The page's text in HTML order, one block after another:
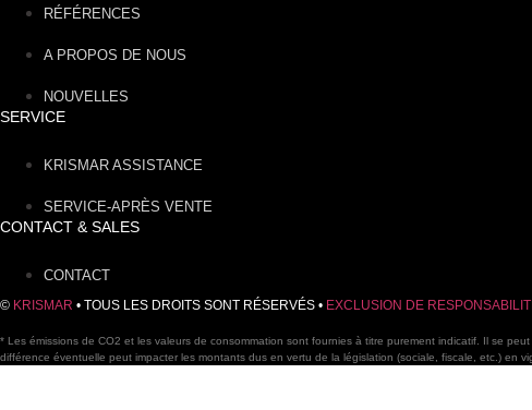
RÉFÉRENCES
A PROPOS DE NOUS
NOUVELLES
SERVICE
KRISMAR ASSISTANCE
SERVICE-APRÈS VENTE
CONTACT & SALES
CONTACT
© KRISMAR • TOUS LES DROITS SONT RÉSERVÉS • EXCLUSION DE
* Les émissions de CO2 et les valeurs de consommation sont fournies à titre purement indicatif. Il se
différence éventuelle peut impacter les montants dus en vertu de la législation (sociale, fiscale, etc.) en